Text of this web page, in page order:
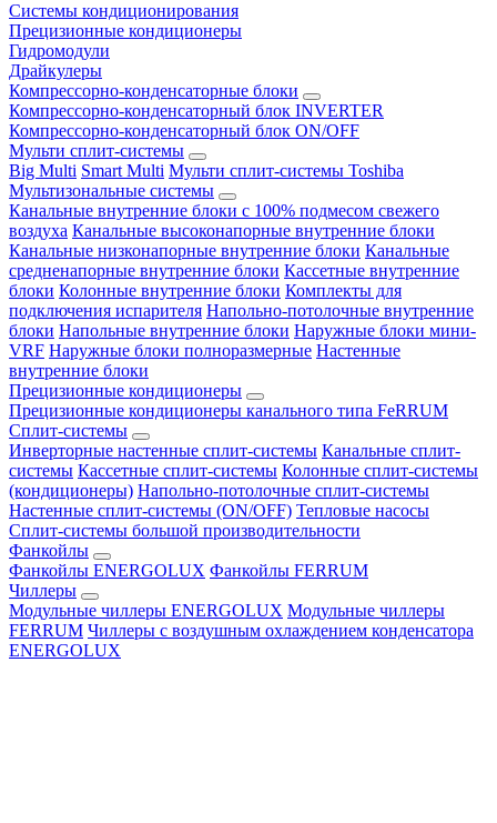
Системы кондиционирования
Прецизионные кондиционеры
Гидромодули
Драйкулеры
Компрессорно-конденсаторные блоки
Компрессорно-конденсаторный блок INVERTER
Компрессорно-конденсаторный блок ON/OFF
Мульти сплит-системы
Big Multi Smart Multi Мульти сплит-системы Toshiba
Мультизональные системы
Канальные внутренние блоки с 100% подмесом свежего
воздуха Канальные высоконапорные внутренние блоки
Канальные низконапорные внутренние блоки Канальные
средненапорные внутренние блоки Кассетные внутренние
блоки Колонные внутренние блоки Комплекты для
подключения испарителя Напольно-потолочные внутренние
блоки Напольные внутренние блоки Наружные блоки мини-
VRF Наружные блоки полноразмерные Настенные
внутренние блоки
Прецизионные кондиционеры
Прецизионные кондиционеры канального типа FeRRUM
Сплит-системы
Инверторные настенные сплит-системы Канальные сплит-
системы Кассетные сплит-системы Колонные сплит-системы
(кондиционеры) Напольно-потолочные сплит-системы
Настенные сплит-системы (ON/OFF) Тепловые насосы
Сплит-системы большой производительности
Фанкойлы
Фанкойлы ENERGOLUX Фанкойлы FERRUM
Чиллеры
Модульные чиллеры ENERGOLUX Модульные чиллеры
FERRUM Чиллеры с воздушным охлаждением конденсатора
ENERGOLUX